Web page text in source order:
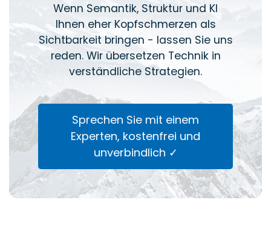
Wenn Semantik, Struktur und KI
Ihnen eher Kopfschmerzen als
Sichtbarkeit bringen - lassen Sie uns
reden. Wir übersetzen Technik in
verständliche Strategien.
Sprechen Sie mit einem
Experten, kostenfrei und
unverbindlich ✓